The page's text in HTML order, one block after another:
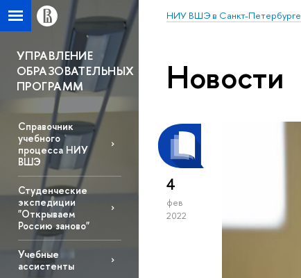
НИУ ВШЭ в Санкт-Петербурге
УПРАВЛЕНИЕ
ОБРАЗОВАТЕЛЬНЫХ
ПРОГРАММ
Справочник
учебного
процесса НИУ
ВШЭ
Студенческие
экспедиции
"Открываем
Россию заново"
Учебные
ассистенты
Новости
4
фев
2022